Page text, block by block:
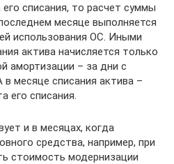
списания, то расчет суммы
месяце выполняется
использования ОС. Иными
актива начисляется только
амортизации – за дни с
месяце списания актива –
его списания.
и в месяцах, когда
средства, например, при
стоимость модернизации